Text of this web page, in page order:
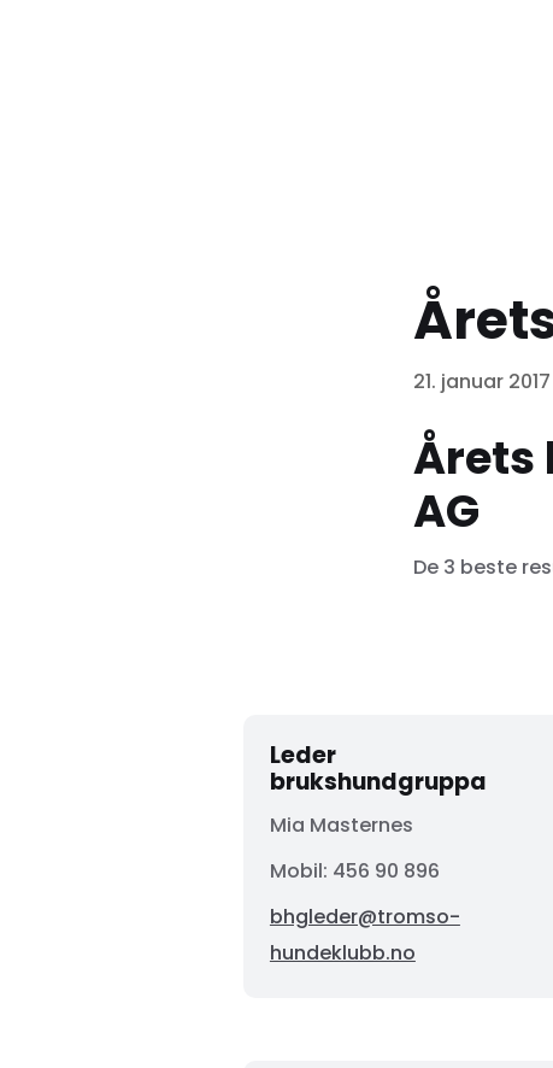
21. januar 2017
Årets
AG
De 3 beste
Leder
brukshundgruppa
Mia Masternes
Mobil: 456 90 896
bhgleder@tromso-
hundeklubb.no